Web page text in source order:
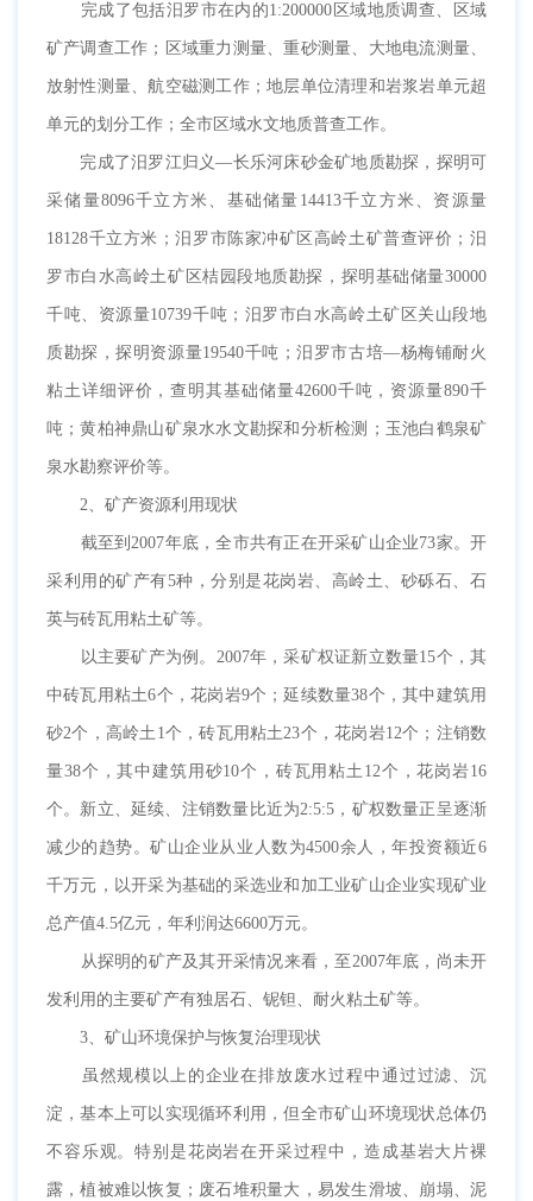
完成了包括汨罗市在内的1:200000区域地质调查、区域
矿产调查工作；区域重力测量、重砂测量、大地电流测量、
放射性测量、航空磁测工作；地层单位清理和岩浆岩单元超
单元的划分工作；全市区域水文地质普查工作。
完成了汨罗江归义—长乐河床砂金矿地质勘探，探明可
采储量8096千立方米、基础储量14413千立方米、资源量
18128千立方米；汨罗市陈家冲矿区高岭土矿普查评价；汨
罗市白水高岭土矿区桔园段地质勘探，探明基础储量30000
千吨、资源量10739千吨；汨罗市白水高岭土矿区关山段地
质勘探，探明资源量19540千吨；汨罗市古培—杨梅铺耐火
粘土详细评价，查明其基础储量42600千吨，资源量890千
吨；黄柏神鼎山矿泉水水文勘探和分析检测；玉池白鹤泉矿
泉水勘察评价等。
2、矿产资源利用现状
截至到2007年底，全市共有正在开采矿山企业73家。开
采利用的矿产有5种，分别是花岗岩、高岭土、砂砾石、石
英与砖瓦用粘土矿等。
以主要矿产为例。2007年，采矿权证新立数量15个，其
中砖瓦用粘土6个，花岗岩9个；延续数量38个，其中建筑用
砂2个，高岭土1个，砖瓦用粘土23个，花岗岩12个；注销数
量38个，其中建筑用砂10个，砖瓦用粘土12个，花岗岩16
个。新立、延续、注销数量比近为2:5:5，矿权数量正呈逐渐
减少的趋势。矿山企业从业人数为4500余人，年投资额近6
千万元，以开采为基础的采选业和加工业矿山企业实现矿业
总产值4.5亿元，年利润达6600万元。
从探明的矿产及其开采情况来看，至2007年底，尚未开
发利用的主要矿产有独居石、铌钽、耐火粘土矿等。
3、矿山环境保护与恢复治理现状
虽然规模以上的企业在排放废水过程中通过过滤、沉
淀，基本上可以实现循环利用，但全市矿山环境现状总体仍
不容乐观。特别是花岗岩在开采过程中，造成基岩大片裸
露，植被难以恢复；废石堆积量大，易发生滑坡、崩塌、泥